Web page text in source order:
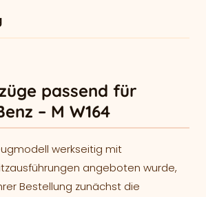
passend für
– M W164
werkseitig mit
angeboten wurde,
Bestellung zunächst die